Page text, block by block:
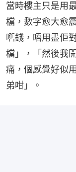
當時樓主只是用
檔，數字愈大愈
嚿錢，唔用盡佢
檔」，「然後我
痛，個感覺好似
弟咁」。